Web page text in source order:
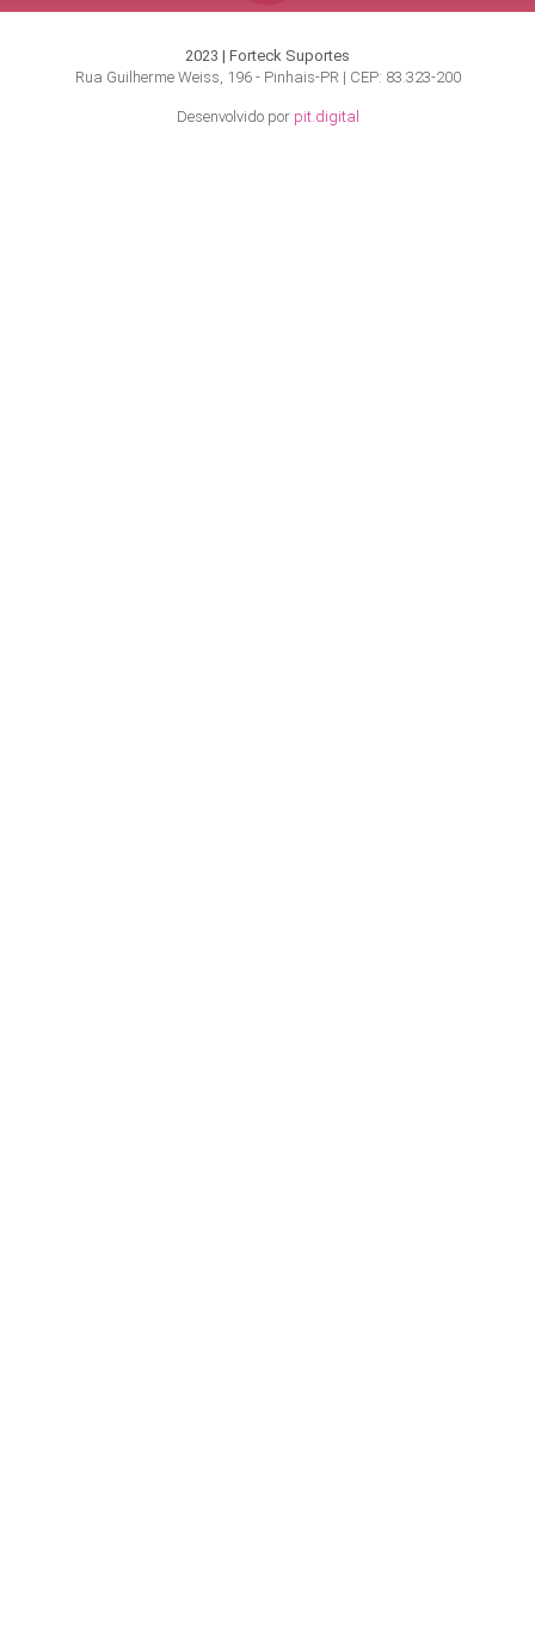
2023 | Forteck Suportes
Rua Guilherme Weiss, 196 - Pinhais-PR | CEP: 83.323-200
Desenvolvido por pit.digital